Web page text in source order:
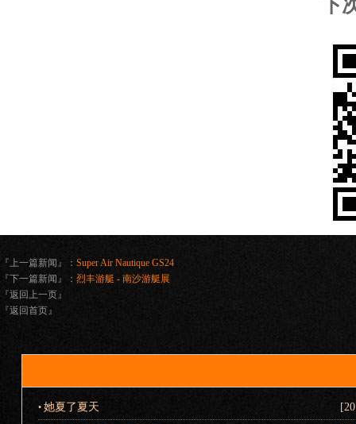
下
『上一篇新闻』： Super Air Nautique GS24
『下一篇新闻』： 烈丰游艇 - 南沙游艇展
『返回上一页』
『返回首页』
• 她夏了夏天